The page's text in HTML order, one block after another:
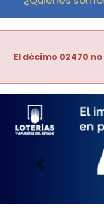
El décimo 02470
Imagen